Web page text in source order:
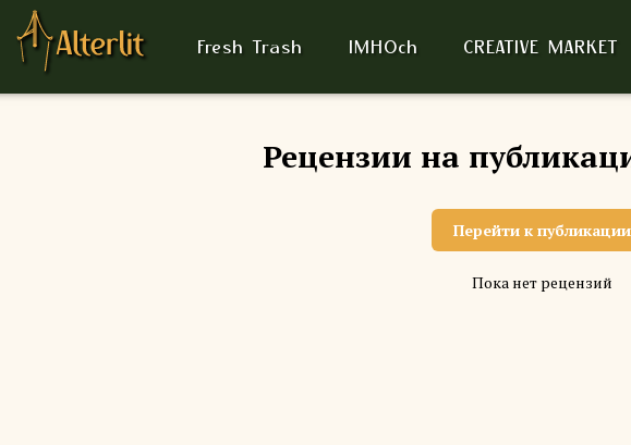
Fresh Trash IMHOch CREATIVE MARKET
Рецензии на
Перейти к публикации
Пока нет рецензий